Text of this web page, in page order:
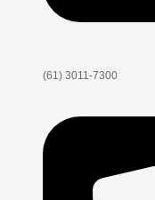
(61) 3011-7300